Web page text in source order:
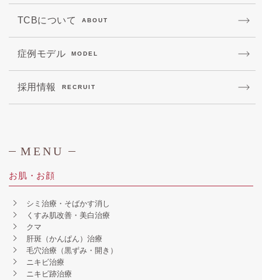
TCBについて ABOUT
症例モデル MODEL
採用情報 RECRUIT
MENU
お肌・お顔
シミ治療・そばかす消し
くすみ肌改善・美白治療
クマ
肝斑（かんぱん）治療
毛穴治療（黒ずみ・開き）
ニキビ治療
ニキビ跡治療